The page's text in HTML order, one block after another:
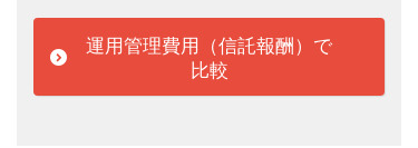
運用管理費用（信託報酬）で
比較